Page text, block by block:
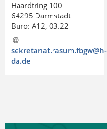
Haardtring 100
64295 Darmstadt
Büro: A12, 03.22
sekretariat.rasum.fbgw@h-
da.de